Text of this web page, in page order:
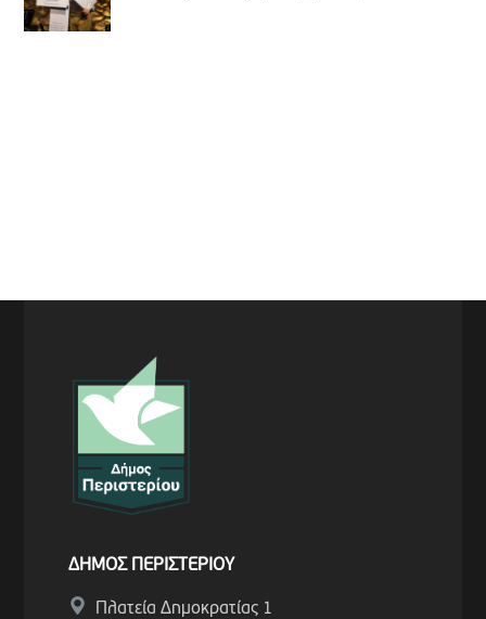
ΔΗΜΟΣ ΠΕΡΙΣΤΕΡΙΟΥ
Πλατεία Δημοκρατίας 1